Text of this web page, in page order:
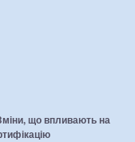
що впливають на